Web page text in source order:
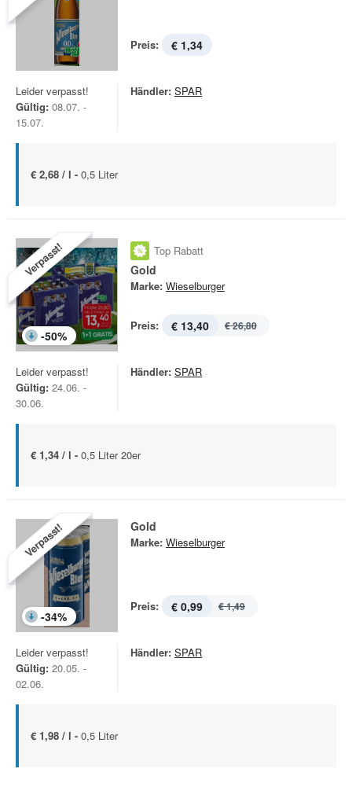
Preis: € 1,34
Leider verpasst!
Gültig: 08.07. -
15.07.
Händler: SPAR
€ 2,68 / l - 0,5 Liter
Verpasst!
-50%
Top Rabatt
Gold
Marke: Wieselburger
Preis: € 13,40 € 26,80
Leider verpasst!
Gültig: 24.06. -
30.06.
Händler: SPAR
€ 1,34 / l - 0,5 Liter 20er
Verpasst!
-34%
Gold
Marke: Wieselburger
Preis: € 0,99 € 1,49
Leider verpasst!
Gültig: 20.05. -
02.06.
Händler: SPAR
€ 1,98 / l - 0,5 Liter